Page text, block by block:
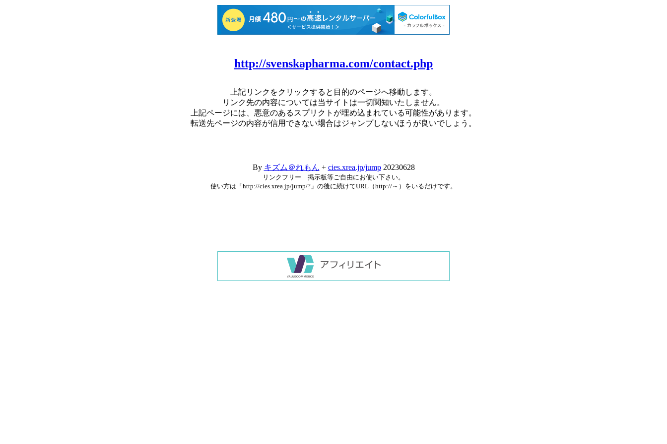
http://svenskapharma.com/contact.php
上記リンクをクリックすると目的のページへ移動します。
リンク先の内容については当サイトは一切関知いたしません。
上記ページには、悪意のあるスプリクトが埋め込まれている可能性があります。
転送先ページの内容が信用できない場合はジャンプしないほうが良いでしょう。
By キズム＠れもん + cies.xrea.jp/jump20230628
リンクフリー 掲示板等ご自由にお使い下さい。
使い方は「http://cies.xrea.jp/jump/?」の後に続けてURL（http://～）をいるだけです。